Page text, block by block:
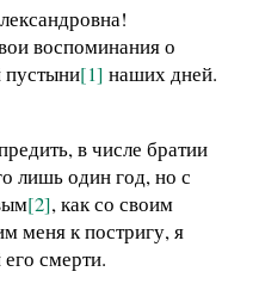
воспоминания о
пустыни[1] наших дней.
в числе братии
лишь один год, но с
[2], как со своим
меня к постригу, я
смерти.